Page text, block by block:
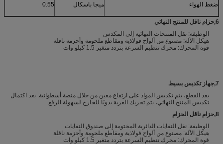
ضغط الهواء ميجا باسكال 0.55
6
,حزام ناقل للمنتج النهائي
الوظيفة: نقل المنتجات النهائية إلى المكدس
هيكل الآلة: مصنوع من ألواح فولاذية ومقاطع ملحومة وأحزمة ناقلة
قوة المحرك: محرك تنظيم السرعة بتردد متغير 1.5 كيلو وات
7
,جهاز تكديس بسيط
بعد القطع، يتم تكديس المواد على ارتفاع معين من خلال منصة أسطوانية. بعد اكتمال
تكديس المنتج النهائي، يتم تحريك العربة يدويًا للخارج لسهولة الرفع
8
,حزام ناقل الحزام
الوظيفة: نقل النفايات الدائرية المختومة إلى صندوق النفايات
هيكل الآلة: مصنوع من ألواح فولاذية ومقاطع ملحومة وأحزمة ناقلة
قوة المحرك: محرك تنظيم السرعة بتردد متغير 1.5 كيلو وات